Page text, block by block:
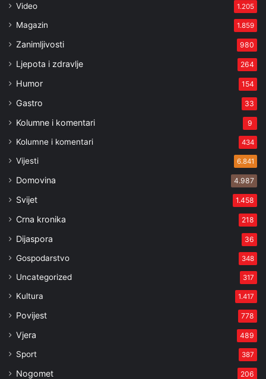
Video 1.205
Magazin 1.859
Zanimljivosti 980
Ljepota i zdravlje 264
Humor 154
Gastro 33
Kolumne i komentari 9
Kolumne i komentari 434
Vijesti 6.841
Domovina 4.987
Svijet 1.458
Crna kronika 218
Dijaspora 36
Gospodarstvo 348
Uncategorized 317
Kultura 1.417
Povijest 778
Vjera 489
Sport 387
Nogomet 206